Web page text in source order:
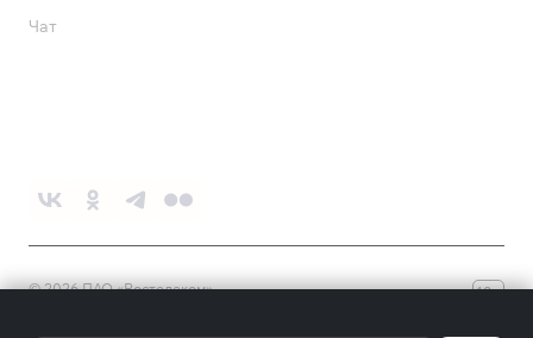
Чат
©2026ПАО «Ростелеком» 18+